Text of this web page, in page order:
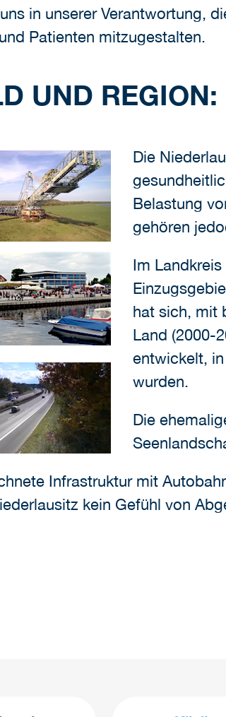
in unserer Verantwortung,
Patienten mitzugestalten.
UND
Die
Belastung
gehören
Im
hat sich, mit
Land (2000-
entwickelt,
wurden.
Die
Infrastruktur mit
kein Gefühl von